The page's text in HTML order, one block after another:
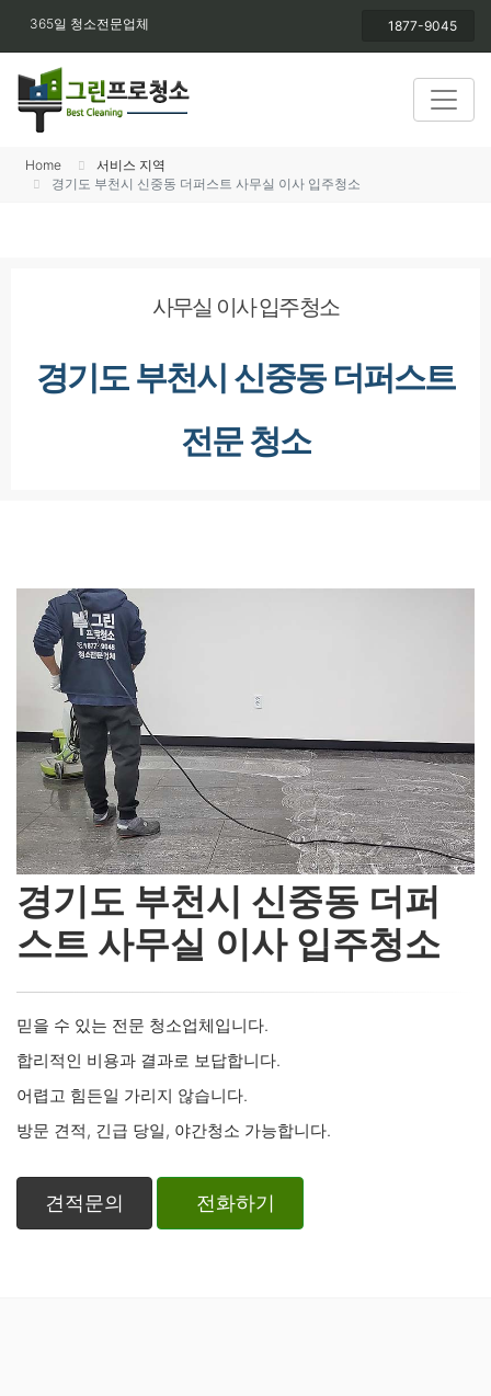
365일 청소전문업체 1877-9045
Home
서비스 지역
경기도 부천시 신중동 더퍼스트 사무실 이사 입주청소
사무실 이사 입주청소
경기도 부천시 신중동 더퍼스트
전문 청소
경기도 부천시 신중동 더퍼
스트 사무실 이사 입주청소
믿을 수 있는 전문 청소업체입니다.
합리적인 비용과 결과로 보답합니다.
어렵고 힘든일 가리지 않습니다.
방문 견적, 긴급 당일, 야간청소 가능합니다.
견적문의 전화하기